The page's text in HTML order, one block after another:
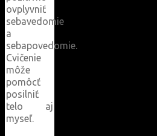
ovplyvniť
sebavedomie
a
sebapovedomie.
Cvičenie
môže
pomôcť
posilniť
telo aj
myseľ.